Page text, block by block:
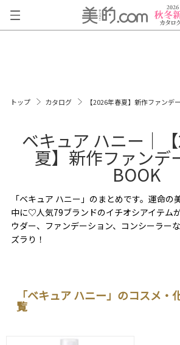
トップ カタログ 【2026年春夏】新作ファンデ
ベキュア ハニー｜
夏】新作ファンデ
BOOK
「ベキュア ハニー」のまとめです。運命の
中に♡人気79ブランドのイチオシアイテム
ウダー、ファンデーション、コンシーラー
ズラり！
「ベキュア ハニー」のコスメ・
覧